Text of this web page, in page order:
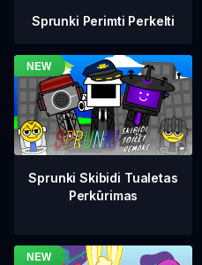
Sprunki Perimti Perkelti
Sprunki Skibidi Tualetas
Perkūrimas